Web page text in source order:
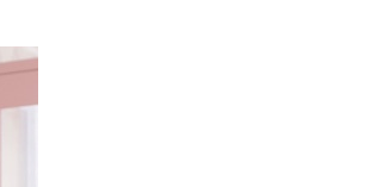
「AFTEE先享後付」服務完成之
資料，並將交易相關給付款項請
網址：
人或監護人之同意方可使用